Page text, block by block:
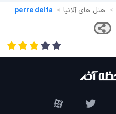
هتل های آلانیا perre delta